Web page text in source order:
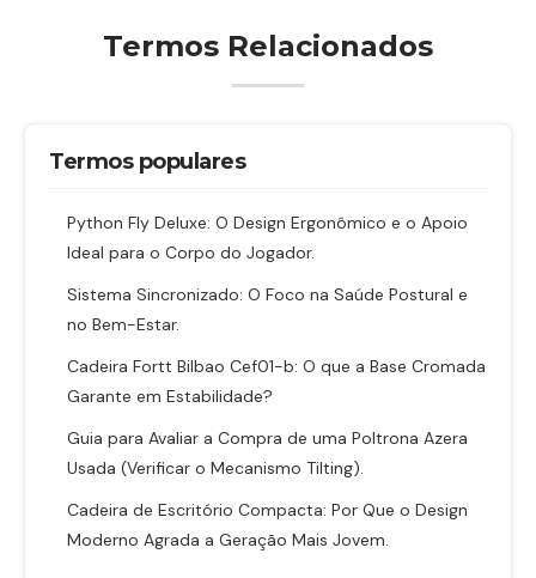
Termos Relacionados
Termos populares
Python Fly Deluxe: O Design Ergonômico e o Apoio
Ideal para o Corpo do Jogador.
Sistema Sincronizado: O Foco na Saúde Postural e
no Bem-Estar.
Cadeira Fortt Bilbao Cef01-b: O que a Base Cromada
Garante em Estabilidade?
Guia para Avaliar a Compra de uma Poltrona Azera
Usada (Verificar o Mecanismo Tilting).
Cadeira de Escritório Compacta: Por Que o Design
Moderno Agrada a Geração Mais Jovem.